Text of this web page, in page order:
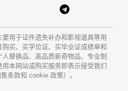
用于证件遗失补办和影视道具等用
买、买学位证、买毕业证成绩单和
人替换品、高品质新奇物品、专业制
本网站或购买服务即表示接受我们
条款和 cookie 政策）。